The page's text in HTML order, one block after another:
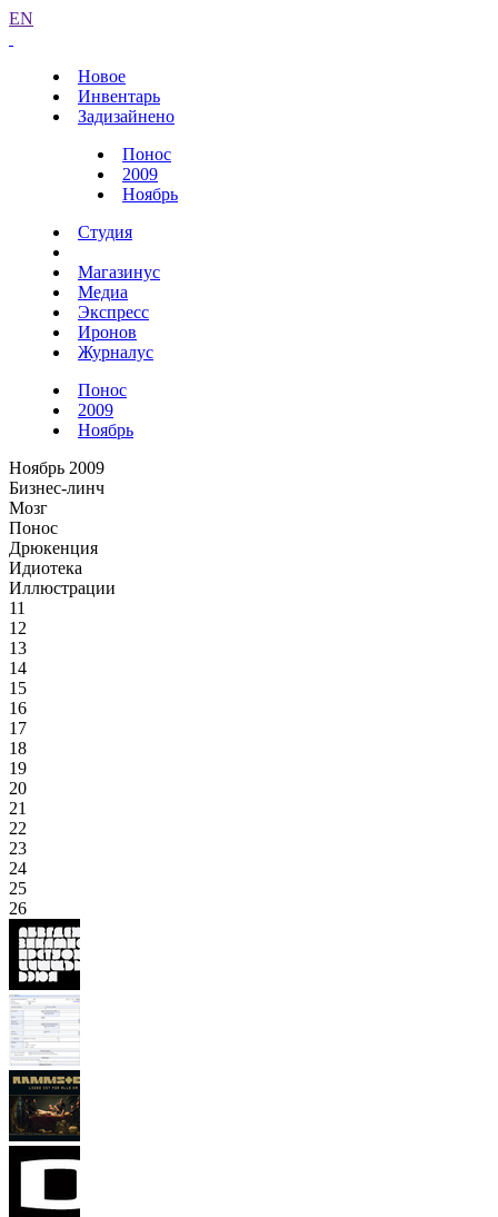
EN
Новое
Инвентарь
Задизайнено
Понос
2009
Ноябрь
Студия
Магазинус
Медиа
Экспресс
Иронов
Журналус
Понос
2009
Ноябрь
Ноябрь 2009
Бизнес-линч
Мозг
Понос
Дрюкенция
Идиотека
Иллюстрации
11
12
13
14
15
16
17
18
19
20
21
22
23
24
25
26